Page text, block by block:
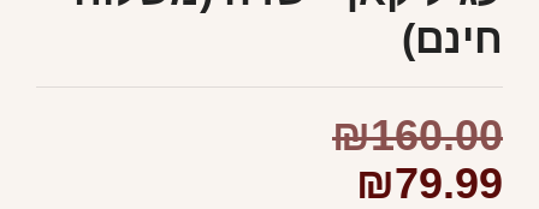
חינם)
₪160.00
₪79.99